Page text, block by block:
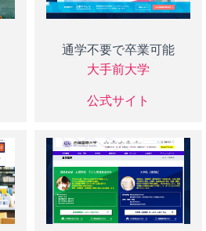
通学不要で卒業可能
大手前大学
公式サイト